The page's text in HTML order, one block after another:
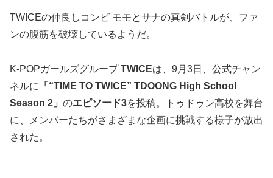
TWICEの仲良しコンビ モモとサナの真剣バトルが、ファ
ンの腹筋を破壊しているようだ。
K-POPガールズグループTWICEは、9月3日、公式チャン
ネルに
「“TIME TO TWICE” TDOONG High School
Season 2」 のエピソード3を投稿。トゥドゥン高校を舞台
に、メンバーたちがさまざまな企画に挑戦する様子が放出
された。